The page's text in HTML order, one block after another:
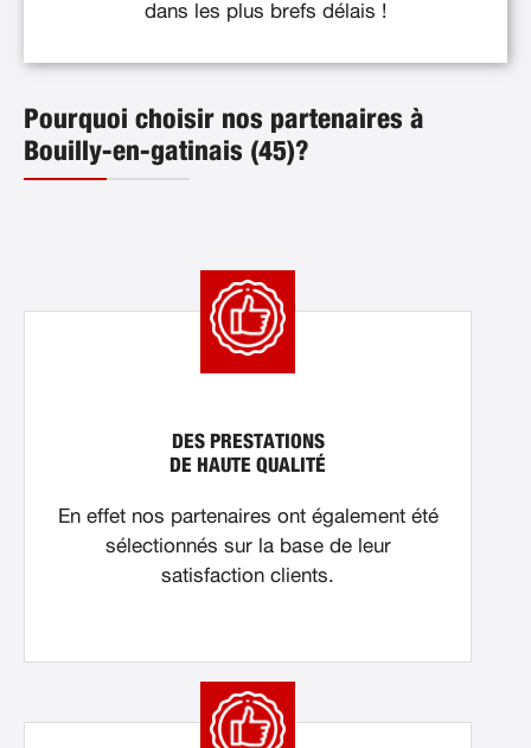
dans les plus brefs délais !
Pourquoi choisir nos partenaires à
Bouilly-en-gatinais (45)?
DES PRESTATIONS
DE HAUTE QUALITÉ
En effet nos partenaires ont également été
sélectionnés sur la base de leur
satisfaction clients.